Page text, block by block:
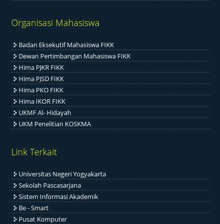
Organisasi Mahasiswa
Badan Eksekutif Mahasiswa FIKK
Dewan Pertimbangan Mahasiswa FIKK
Hima PJKR FIKK
Hima PJSD FIKK
Hima PKO FIKK
Hima IKOR FIKK
UKMF Al- Hidayah
UKM Penelitian KOSKMA
Link Terkait
Universitas Negeri Yogyakarta
Sekolah Pascasarjana
Sistem Informasi Akademik
Be - Smart
Pusat Komputer